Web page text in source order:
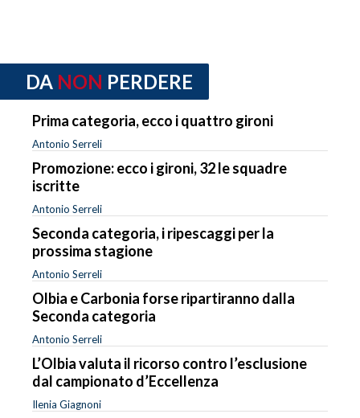
DA NON PERDERE
Prima categoria, ecco i quattro gironi
Antonio Serreli
Promozione: ecco i gironi, 32 le squadre
iscritte
Antonio Serreli
Seconda categoria, i ripescaggi per la
prossima stagione
Antonio Serreli
Olbia e Carbonia forse ripartiranno dalla
Seconda categoria
Antonio Serreli
L’Olbia valuta il ricorso contro l’esclusione
dal campionato d’Eccellenza
Ilenia Giagnoni